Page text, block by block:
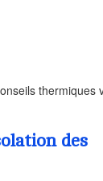
thermiques
des